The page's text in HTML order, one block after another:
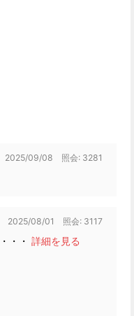
2025/09/08 照会: 3281
2025/08/01 照会: 3117
・・・ 詳細を見る